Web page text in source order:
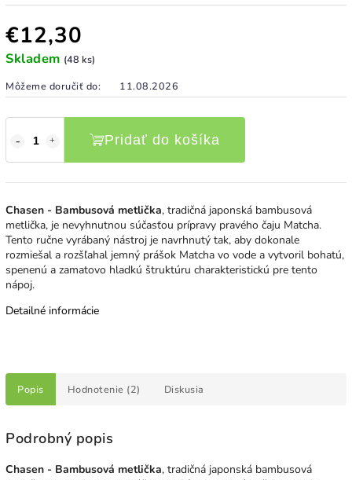
€12,30
Skladem (48 ks)
Môžeme doručiť do:
11.08.2026
Pridať do košíka
Chasen - Bambusová metlička, tradičná japonská bambusová
metlička, je nevyhnutnou súčasťou prípravy pravého čaju Matcha.
Tento ručne vyrábaný nástroj je navrhnutý tak, aby dokonale
rozmiešal a rozšľahal jemný prášok Matcha vo vode a vytvoril bohatú,
spenenú a zamatovo hladkú štruktúru charakteristickú pre tento
nápoj.
Detailné informácie
Popis Hodnotenie (2) Diskusia
Podrobný popis
Chasen - Bambusová metlička, tradičná japonská bambusová